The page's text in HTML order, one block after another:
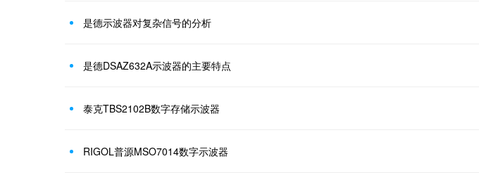
是德示波器对复杂信号的分析
是德DSAZ632A示波器的主要特点
泰克TBS2102B数字存储示波器
RIGOL普源MSO7014数字示波器